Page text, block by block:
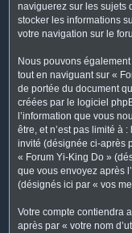
naviguerez sur les sujets
stocker les informations
votre navigation sur le
Nous pouvons
tout en naviguant sur «
de portée du document
créées par le logiciel
l’information que vous
être, et n’est pas limité à
invité (désignée ci-après
« Forum Yi-King Do »
que vous envoyez après
(désignés ici par « vos
Votre compte contiendra
après par « votre nom